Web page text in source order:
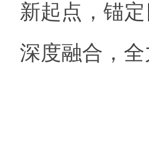
新起点，锚
深度融合，